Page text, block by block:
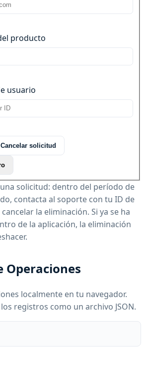
producto
usuario
Cancelar solicitud
solicitud: dentro del período de
contacta al soporte con tu ID de
la eliminación. Si ya se ha
de la aplicación, la eliminación
Operaciones
localmente en tu navegador.
registros como un archivo JSON.